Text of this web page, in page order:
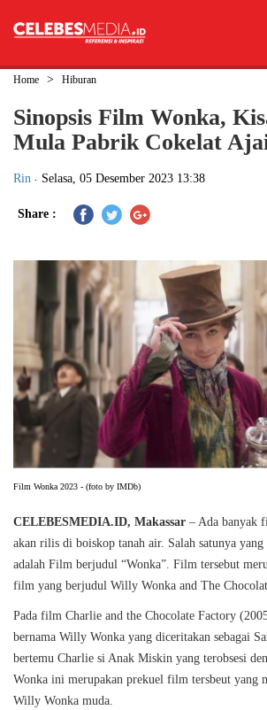
Home > Hiburan
Sinopsis Film Wonka,
Mula Pabrik Cokelat
Rin . Selasa, 05 Desember 2023 13:38
Share :
Film Wonka 2023 - (foto by IMDb)
CELEBESMEDIA.ID, Makassar – Ada banyak
akan rilis di boiskop tanah air. Salah satunya
adalah Film berjudul “Wonka”. Film tersebut
film yang berjudul Willy Wonka and The
Pada film Charlie and the Chocolate Factory
bernama Willy Wonka yang diceritakan sebagai
bertemu Charlie si Anak Miskin yang terobsesi
Wonka ini merupakan prekuel film tersbeut yang
Willy Wonka muda.